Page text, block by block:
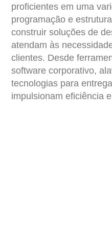
proficientes em uma
programação e
construir soluções de
atendam às
clientes. Desde
software corporativo,
tecnologias para
impulsionam eficiência